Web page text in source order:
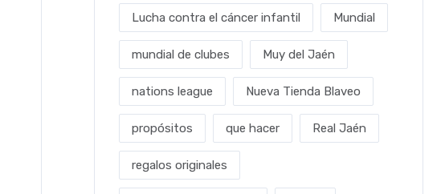
Lucha contra el cáncer infantil Mundial
mundial de clubes Muy del Jaén
nations league Nueva Tienda Blaveo
propósitos que hacer Real Jaén
regalos originales